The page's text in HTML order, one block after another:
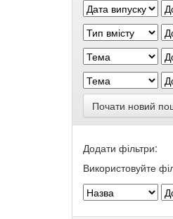
Почати новий
Додати фільтри:
Використовуйте